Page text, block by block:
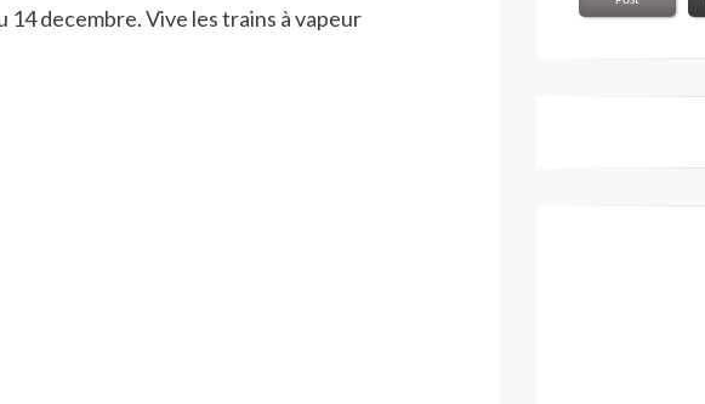
decembre. Vive les trains à vapeur